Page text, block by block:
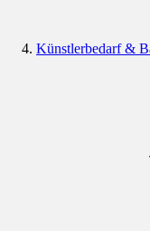
Künstlerbedarf &